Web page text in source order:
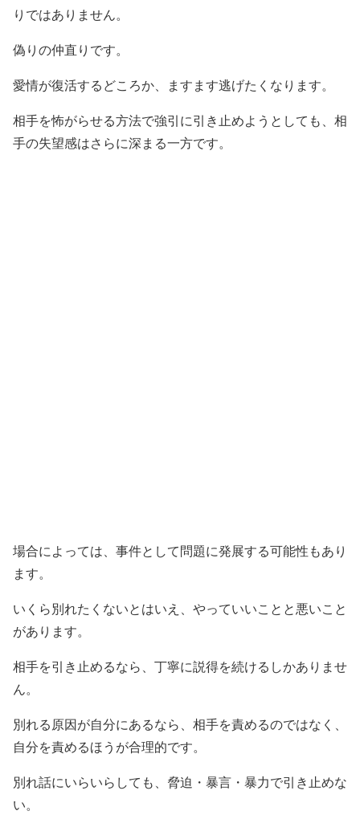
りではありません。
偽りの仲直りです。
愛情が復活するどころか、ますます逃げたくなります。
相手を怖がらせる方法で強引に引き止めようとしても、相
手の失望感はさらに深まる一方です。
場合によっては、事件として問題に発展する可能性もあり
ます。
いくら別れたくないとはいえ、やっていいことと悪いこと
があります。
相手を引き止めるなら、丁寧に説得を続けるしかありませ
ん。
別れる原因が自分にあるなら、相手を責めるのではなく、
自分を責めるほうが合理的です。
別れ話にいらいらしても、脅迫・暴言・暴力で引き止めな
い。